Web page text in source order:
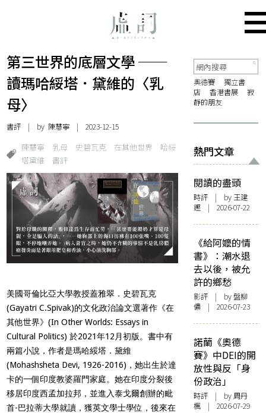
第三世界的底層文學 ──
讀瑪哈綏塔．黛維的〈乳
母〉
書評 | by 陳慧寧 | 2023-12-15
陳慧寧 乳母 史碧瓦克 在其他世界
哈綏
塔黛維
書評
美國哥倫比亞大學教授蓋雅翠．史碧瓦克
(Gayatri C.Spivak)的文化政治論文選著作《在
其他世界》(In Other Worlds: Essays in
Cultural Politics) 於2021年12月初版。書中有
兩篇小說，作者是瑪哈綏塔．黛維
(Mohashsheta Devi, 1926-2016)，她出生於達
卡的一個印度教婆羅門家庭。她在印度分裂後
移居印度西孟加拉邦，並進入泰戈爾創辦的毗
首-巴拉蒂大學就讀，獲英文學士學位，後來在
奧德賽
獨立書
店
香港書展
寂
靜的朋友
熱門文章
閱讀的盡頭
時評 | by 王建
鏗 | 2026-07-22
《給阿嬤的情
書》：潮水退
去以後，被允
許的鄉愁
影評 | by 盤柳
儂 | 2026-07-23
諾蘭《奧德
賽》中DEI的開
放性與反「身
份政治」
時評 | by周丹
楓 | 2026-07-29